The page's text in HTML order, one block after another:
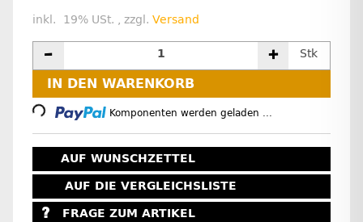
inkl. 19% USt. , zzgl. Versand
Stk
IN DEN WARENKORB
Komponenten werden geladen ...
AUF WUNSCHZETTEL
AUF DIE VERGLEICHSLISTE
FRAGE ZUM ARTIKEL